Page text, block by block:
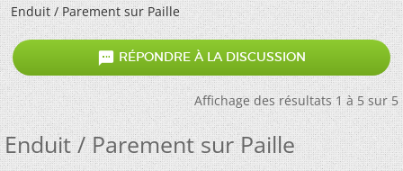
Enduit / Parement sur Paille
 RÉPONDRE À LA DISCUSSION
Affichage des résultats 1 à 5 sur 5
Enduit / Parement sur Paille